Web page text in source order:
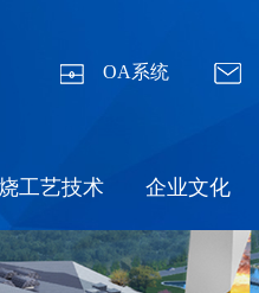
OA系统
工艺技术 企业文化